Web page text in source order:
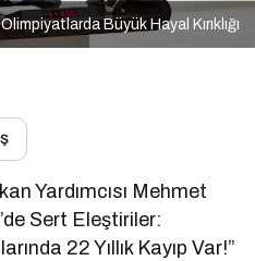
Olimpiyatlarda Büyük Hayal Kırıklığı
Yardımcısı Mehmet
Sert Eleştiriler:
22 Yıllık Kayıp Var!”